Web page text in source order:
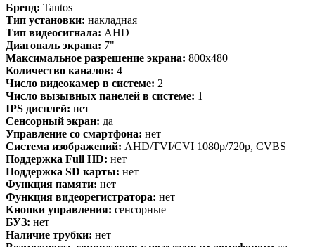
Бренд: Tantos
Тип установки: накладная
Тип видеосигнала: AHD
Диагональ экрана: 7"
Максимальное разрешение экрана: 800x480
Количество каналов: 4
Число видеокамер в системе: 2
Число вызывных панелей в системе: 1
IPS дисплей: нет
Сенсорный экран: да
Управление со смартфона: нет
Система изображений: AHD/TVI/CVI 1080p/720p, CVBS
Поддержка Full HD: нет
Поддержка SD карты: нет
Функция памяти: нет
Функция видеорегистратора: нет
Кнопки управления: сенсорные
БУЗ: нет
Наличие трубки: нет